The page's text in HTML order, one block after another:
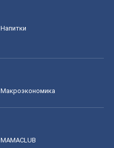
Напитки
Mакроэкономика
MAMACLUB